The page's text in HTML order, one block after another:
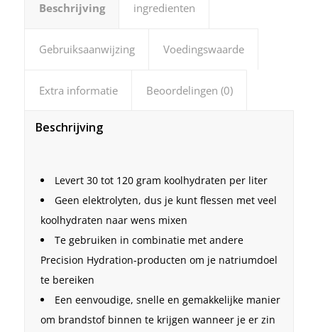
Beschrijving ingredienten
Gebruiksaanwijzing Voedingswaarde
Extra informatie Beoordelingen (0)
Beschrijving
Levert 30 tot 120 gram koolhydraten per liter
Geen elektrolyten, dus je kunt flessen met veel
koolhydraten naar wens mixen
Te gebruiken in combinatie met andere
Precision Hydration-producten om je natriumdoel
te bereiken
Een eenvoudige, snelle en gemakkelijke manier
om brandstof binnen te krijgen wanneer je er zin